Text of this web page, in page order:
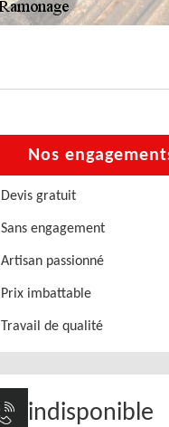
Nos
Devis gratuit
Sans engagement
Artisan passionné
Prix imbattable
Travail de qualité
indisponible